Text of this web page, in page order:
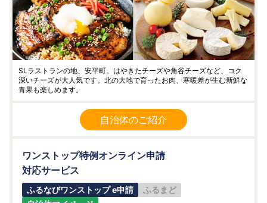
SLラストランの地、安平町。はやきたチーズや角谷チーズなど、コク
深いチーズが大人気です。北の大地で育ったお肉、寒暖差が生む新鮮な
青果も楽しめます。
自治体のご紹介
ワンストップ特例オンライン申請
対応サービス
ふるなびワンストップ e申請
ふるまど